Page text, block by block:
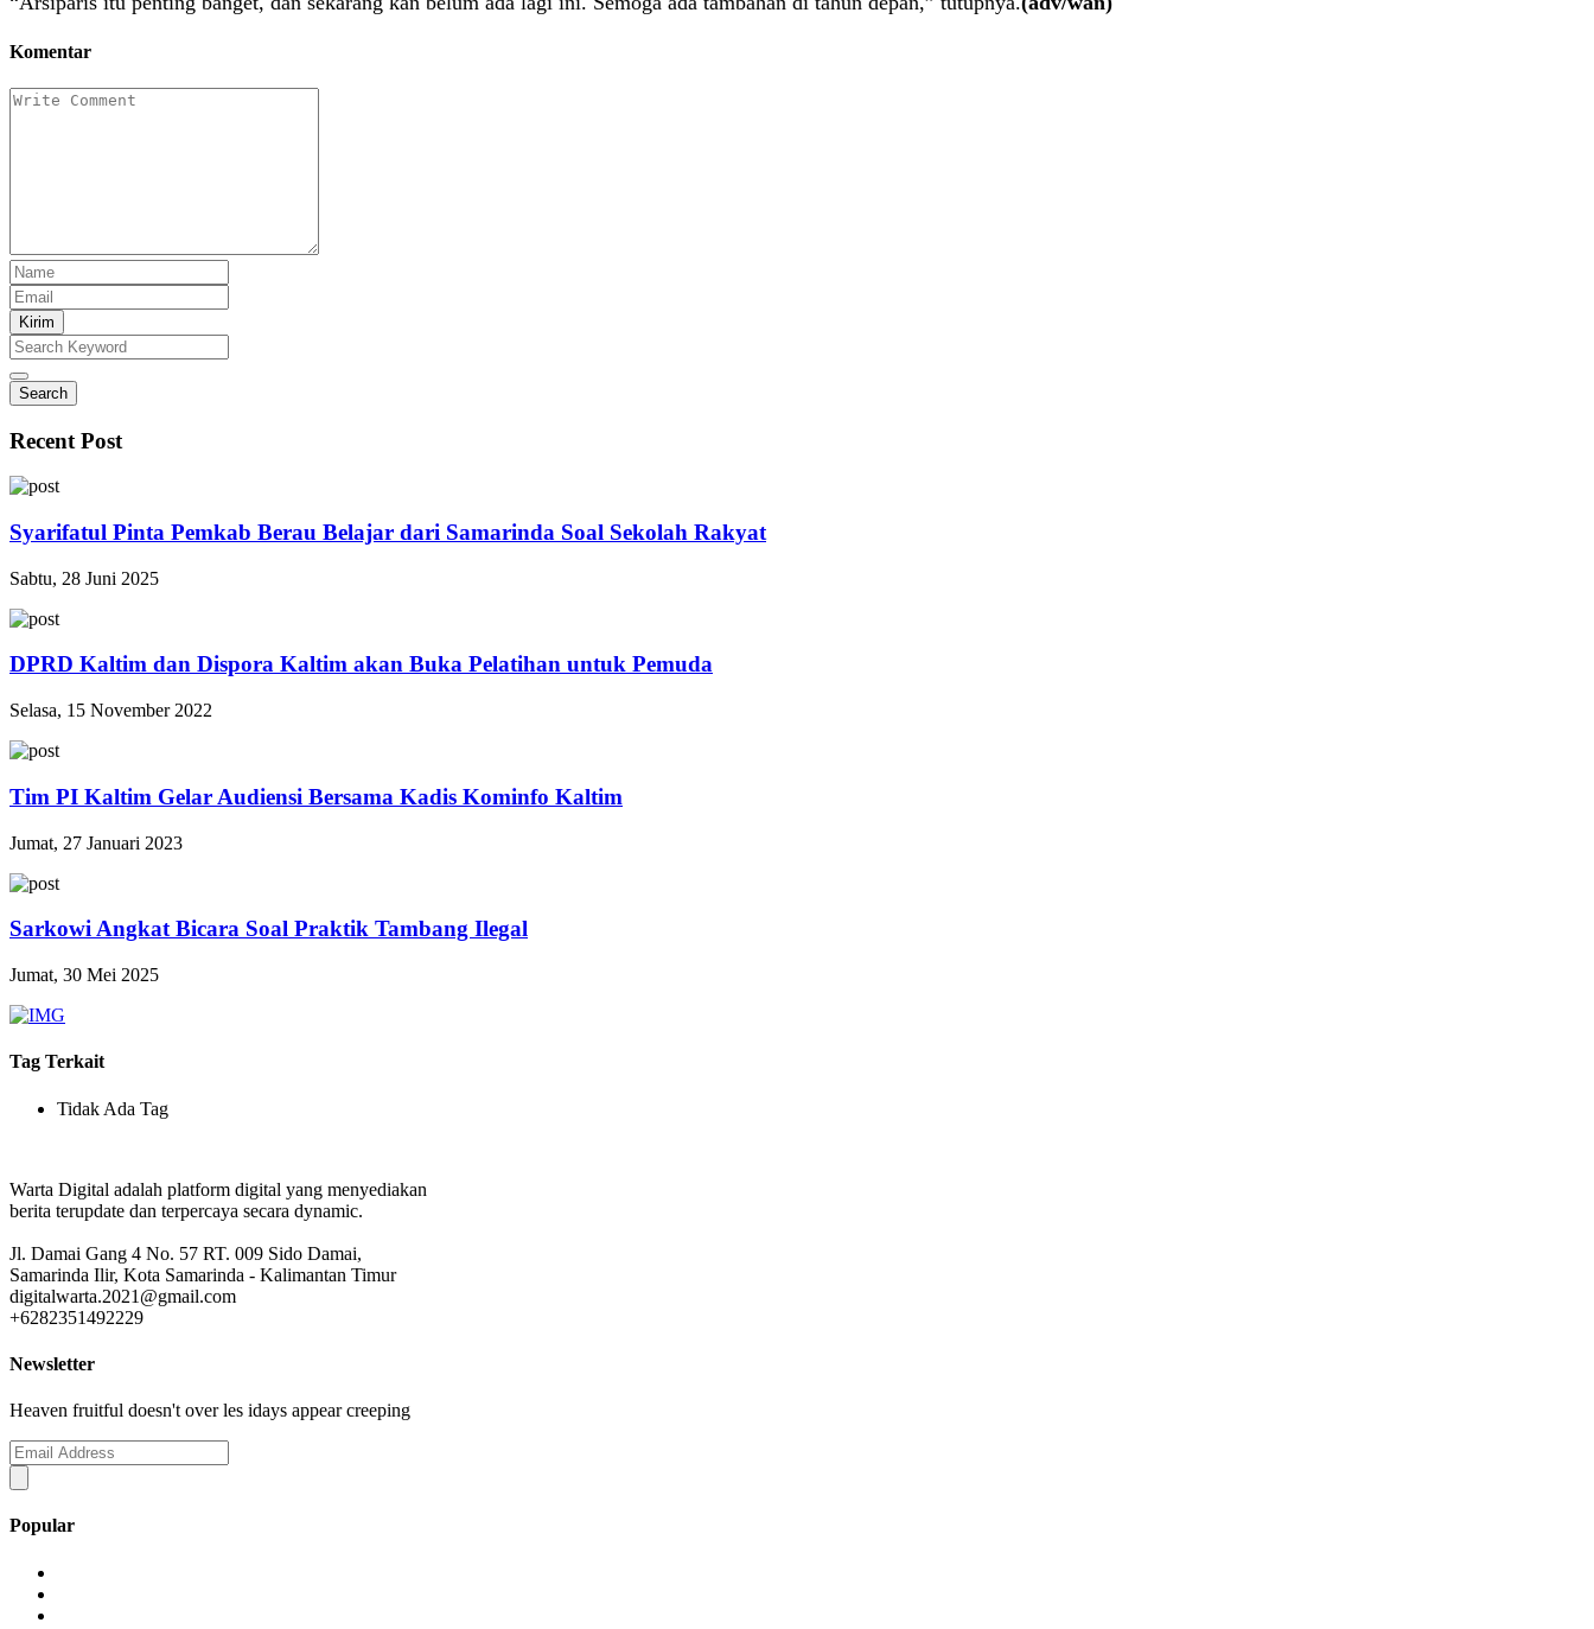
Komentar
Kirim
Search
Recent Post
Syarifatul Pinta Pemkab Berau Belajar dari Samarinda Soal Sekolah Rakyat
Sabtu, 28 Juni 2025
DPRD Kaltim dan Dispora Kaltim akan Buka Pelatihan untuk Pemuda
Selasa, 15 November 2022
Tim PI Kaltim Gelar Audiensi Bersama Kadis Kominfo Kaltim
Jumat, 27 Januari 2023
Sarkowi Angkat Bicara Soal Praktik Tambang Ilegal
Jumat, 30 Mei 2025
Tag Terkait
Tidak Ada Tag
Warta Digital adalah platform digital yang menyediakan
berita terupdate dan terpercaya secara dynamic.
Jl. Damai Gang 4 No. 57 RT. 009 Sido Damai,
Samarinda Ilir, Kota Samarinda - Kalimantan Timur
digitalwarta.2021@gmail.com
+6282351492229
Newsletter
Heaven fruitful doesn't over les idays appear creeping
Popular